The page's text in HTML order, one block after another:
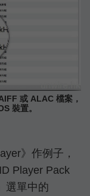
或 ALAC 檔案，
裝置。
》作例子，
Player Pack
選單中的